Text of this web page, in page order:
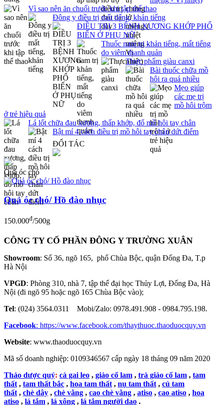
Vì sao nên ăn chuối trước khi tập thể thao
Đông y điều trị mất tiếng, khản tiếng
ĐIỀU TRỊ 3 BỆNH XƯƠNG KHỚP PHỔ
BIẾN Ở PHỤ NỮ
Thuốc nam trị khản tiếng, mất tiếng
do viêm thanh quản
Thực phẩm giàu canxi
Bài thuốc chữa mồ
hôi ra quá nhiều
Mẹo giúp
các mẹ trị
mồ hôi trộm
ở trẻ hiệu quả
Lá lốt chữa đau xương, thấp khớp, đổ mồ hôi tay chân
Bật mí 4 cách điều trị mồ hôi tay chân dứt điểm
ĐỐI TÁC
Quả óc chó
Quả óc chó/ Hồ đào nhục
150.000đ/500g
CÔNG TY CỔ PHẦN ĐÔNG Y TRƯỜNG XUÂN
Showroom: Số 36, ngõ 165, phố Chùa Bộc, quận Đống Đa, T.p
Hà Nội
VPGD: Phòng 310, nhà 7, tập thể đại học Thủy Lợi, Đống Đa, Hà
Nội (đi ngõ 95 hoặc ngõ 165 Chùa Bộc vào);
Tel: (024) 3564.0311 Mobi/Zalo: 0978.491.908 - 0984.795.198.
Facebook: https://www.facebook.com/thaythuoc.thaoduocquy.vn
Website: www.thaoduocquy.vn
Mã số doanh nghiệp: 0109346567 cấp ngày 18 tháng 09 năm 2020
Thảo dược quý: cà gai leo , giảo cổ lam , trà giảo cổ lam , tam
thất , tam thất bắc , hoa tam thất , nụ tam thất , củ tam
thất , chè dây , chè vằng , cao chè vằng , atiso , cao atiso , hoa
atiso , lá tắm , lá xông , lá tắm người dao .